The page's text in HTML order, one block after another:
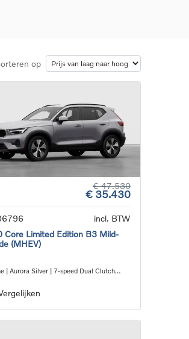
op
€ 47.530
€ 35.430
incl. BTW
Core Limited Edition B3 Mild-
(MHEV)
| Aurora Silver | 7-speed Dual Clutch